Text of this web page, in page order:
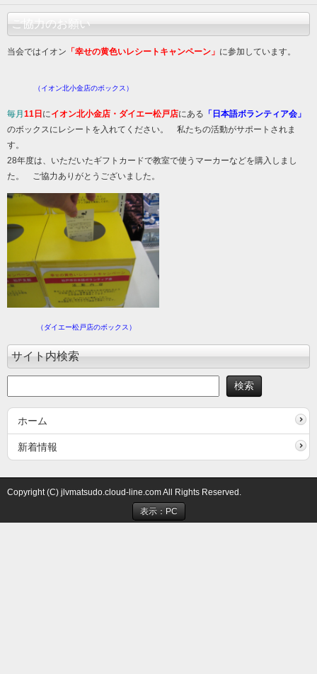
ご協力のお願い
当会ではイオン 「幸せの黄色いレシートキャンペーン」 に参加しています。
（イオン北小金店のボックス）
毎月 11日 にイオン北小金店・ダイエー松戸店にある 「日本語ボランティア会」
のボックスにレシートを入れてください。 私たちの活動がサポートされま
す。
28年度は、いただいたギフトカードで教室で使うマーカーなどを購入しまし
た。 ご協力ありがとうございました。
（ダイエー松戸店のボックス）
サイト内検索
ホーム
新着情報
Copyright (C) jlvmatsudo.cloud-line.com All Rights Reserved.
表示：PC